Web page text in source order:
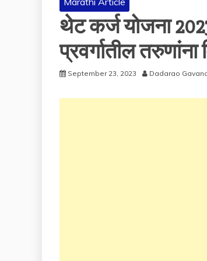
थेट कर्ज योजना
प्रवर्गातील
September 23, 2023 Dadarao